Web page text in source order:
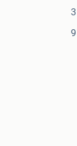
3
9